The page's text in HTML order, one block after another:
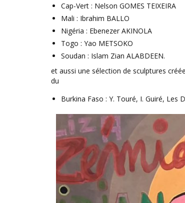
Cap-Vert : Nelson GOMES TEIXEIRA
Mali : Ibrahim BALLO
Nigéria : Ebenezer AKINOLA
Togo : Yao METSOKO
Soudan : Islam Zian ALABDEEN.
et aussi une sélection de sculptures
du
Burkina Faso : Y. Touré, I. Guiré, Les